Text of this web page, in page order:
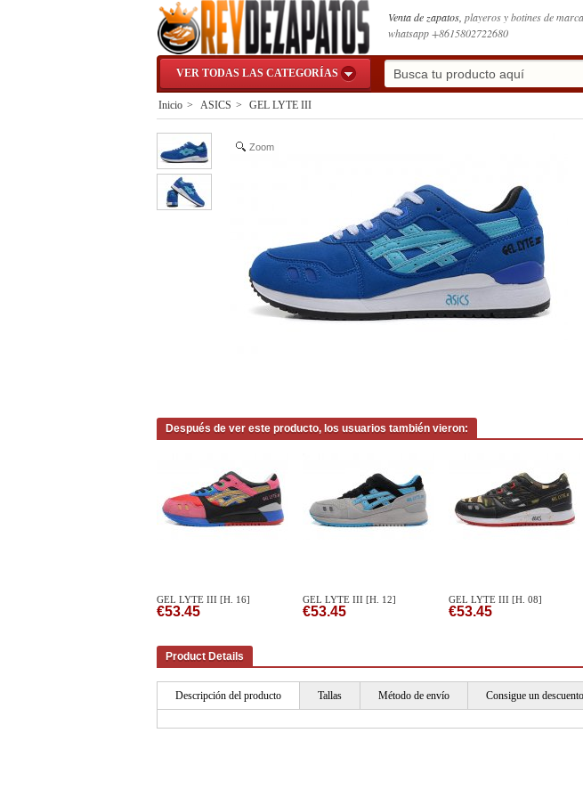
Venta de zapatos, playeros y botines de
whatsapp +8615802722680
VER TODAS LAS CATEGORÍAS
Inicio > ASICS > GEL LYTE III
Zoom
Después de ver este producto, los usuarios también vieron:
GEL LYTE III [H. 16]
€53.45
GEL LYTE III [H. 12]
€53.45
GEL LYTE III [H. 08]
€53.45
Product Details
Descripción del producto Tallas Método de envío Consigue un descuento